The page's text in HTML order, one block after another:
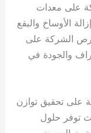
على معدات
الأوساخ والبقع
الشركة على
والجودة في
على تحقيق توازن
توفر حلول